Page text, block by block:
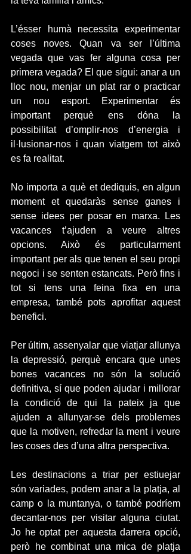
L’ésser humà necessita experimentar
coses noves. Quan va ser l’última
vegada que vas fer alguna cosa per
primera vegada? El que sigui: anar a un
lloc nou, menjar un plat rar o practicar
un nou esport. Experimentar és
important perquè ens dóna la
possibilitat d’omplir-nos d’energia i
il·lusionar-nos i quan viatgem tot això
es fa realitat.
No importa a què et dediquis, en algun
moment et quedaràs sense ganes i
sense idees per posar en marxa. Les
vacances t’ajuden a veure altres
opcions. Això és particularment
important per als que tenen el seu propi
negoci i se senten estancats. Però fins i
tot si tens una feina fixa en una
empresa, també pots aprofitar aquest
benefici.
Per últim, assenyalar que viatjar allunya
la depressió, perquè encara que unes
bones vacances no són la solució
definitiva, sí que poden ajudar i millorar
la condició de qui la pateix ja que
ajuden a allunyar-se dels problemes
que la motiven, refredar la ment i veure
les coses des d’una altra perspectiva.
Les destinacions a triar per estiuejar
són variades, podem anar a la platja, al
camp o la muntanya, o també podríem
decantar-nos per visitar alguna ciutat.
Jo he optat per aquesta darrera opció,
però he combinat una mica de platja